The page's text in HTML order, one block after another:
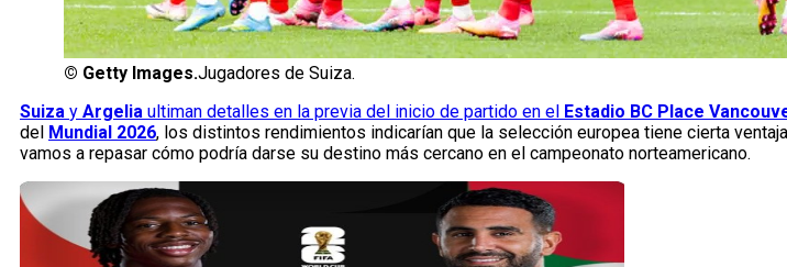
© Getty Images.Jugadores de Suiza.
Suiza y Argelia ultiman detalles en la previa del inicio de partido en el Estadio BC Place
del Mundial 2026, los distintos rendimientos indicarían que la selección europea tiene cierta
vamos a repasar cómo podría darse su destino más cercano en el campeonato norteamericano.